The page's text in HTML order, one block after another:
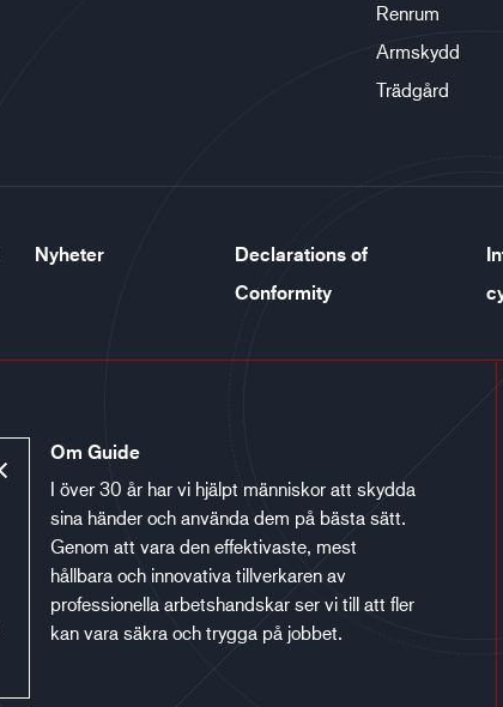
Renrum
Armskydd
Trädgård
Nyheter
Declarations of
Conformity
Om Guide
I över 30 år har vi hjälpt människor att skydda
sina händer och använda dem på bästa sätt.
Genom att vara den effektivaste, mest
hållbara och innovativa tillverkaren av
professionella arbetshandskar ser vi till att fler
kan vara säkra och trygga på jobbet.